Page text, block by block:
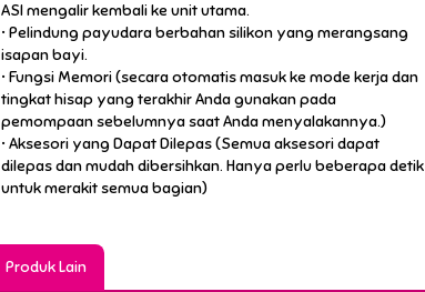
ASI mengalir kembali ke unit utama.
• Pelindung payudara berbahan silikon yang merangsang
isapan bayi.
• Fungsi Memori (secara otomatis masuk ke mode kerja dan
tingkat hisap yang terakhir Anda gunakan pada
pemompaan sebelumnya saat Anda menyalakannya.)
• Aksesori yang Dapat Dilepas (Semua aksesori dapat
dilepas dan mudah dibersihkan. Hanya perlu beberapa detik
untuk merakit semua bagian)
Produk Lain